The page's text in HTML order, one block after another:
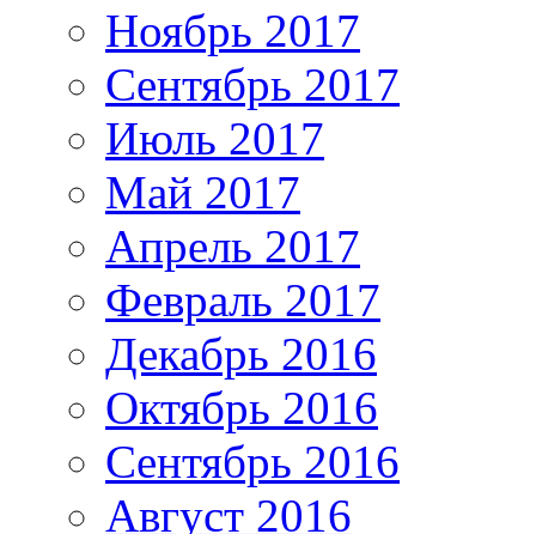
Ноябрь 2017
Сентябрь 2017
Июль 2017
Май 2017
Апрель 2017
Февраль 2017
Декабрь 2016
Октябрь 2016
Сентябрь 2016
Август 2016